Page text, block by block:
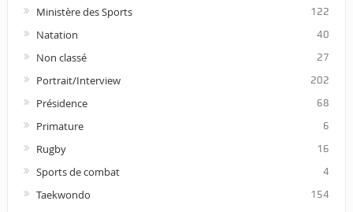
Ministère des Sports 122
Natation 40
Non classé 27
Portrait/Interview 202
Présidence 68
Primature 6
Rugby 16
Sports de combat 4
Taekwondo 154